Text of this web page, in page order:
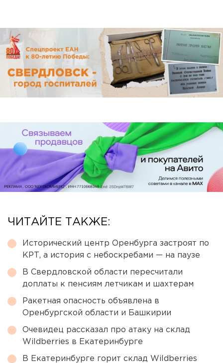
ЧИТАЙТЕ ТАКЖЕ:
Исторический центр Оренбурга застроят по
КРТ, а история с небоскребами — на паузе
В Свердловской области пересчитали
доплаты к пенсиям летчикам и шахтерам
Ракетная опасность объявлена в
Оренбургской области и Башкирии
Очевидец рассказал про атаку на склад
Wildberries в Екатеринбурге
В Екатеринбурге горит склад Wildberries